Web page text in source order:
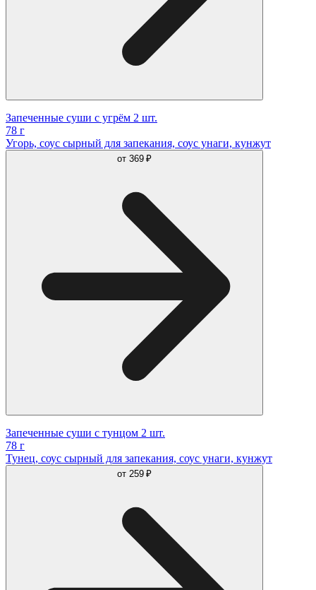
Запеченные суши с угрём 2 шт.
78 г
Угорь, соус сырный для запекания, соус унаги, кунжут
от 369 ₽
Запеченные суши с тунцом 2 шт.
78 г
Тунец, соус сырный для запекания, соус унаги, кунжут
от 259 ₽